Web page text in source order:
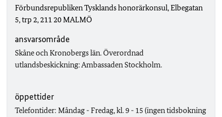
Förbundsrepubliken Tysklands honorärkonsul, Elbegatan
5, trp 2, 211 20 MALMÖ
ansvarsområde
Skåne och Kronobergs län. Överordnad
utlandsbeskickning: Ambassaden Stockholm.
öppettider
Telefontider: Måndag - Fredag, kl. 9 - 15 (ingen tidsbokning